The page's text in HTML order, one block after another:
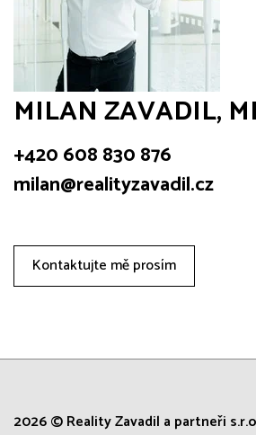
MILAN ZAVADIL,
+420 608 830 876
milan@realityzavadil.cz
Kontaktujte mě prosím
2026 © Reality Zavadil a partneři